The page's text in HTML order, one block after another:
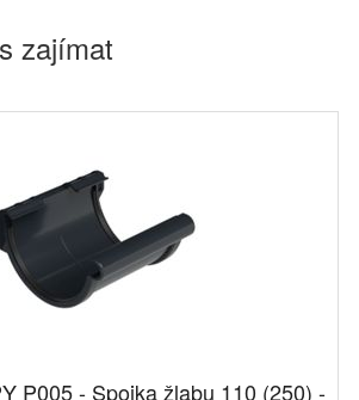
zajímat
P005 - Spojka žlabu 110 (250) -